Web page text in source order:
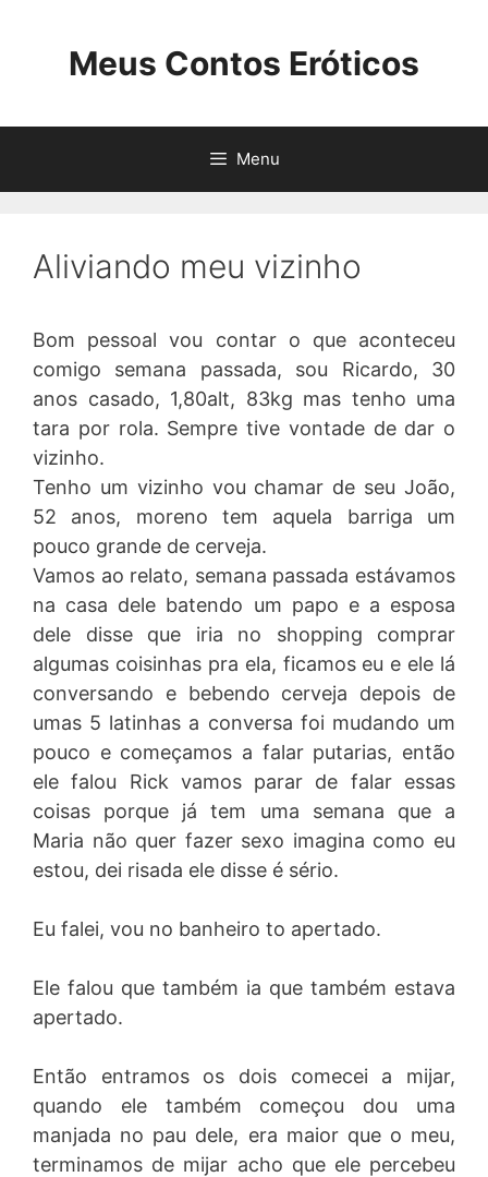
Meus Contos Eróticos
Menu
Aliviando meu vizinho
Bom pessoal vou contar o que aconteceu
comigo semana passada, sou Ricardo, 30
anos casado, 1,80alt, 83kg mas tenho uma
tara por rola. Sempre tive vontade de dar o
vizinho.
Tenho um vizinho vou chamar de seu João,
52 anos, moreno tem aquela barriga um
pouco grande de cerveja.
Vamos ao relato, semana passada estávamos
na casa dele batendo um papo e a esposa
dele disse que iria no shopping comprar
algumas coisinhas pra ela, ficamos eu e ele lá
conversando e bebendo cerveja depois de
umas 5 latinhas a conversa foi mudando um
pouco e começamos a falar putarias, então
ele falou Rick vamos parar de falar essas
coisas porque já tem uma semana que a
Maria não quer fazer sexo imagina como eu
estou, dei risada ele disse é sério.
Eu falei, vou no banheiro to apertado.
Ele falou que também ia que também estava
apertado.
Então entramos os dois comecei a mijar,
quando ele também começou dou uma
manjada no pau dele, era maior que o meu,
terminamos de mijar acho que ele percebeu